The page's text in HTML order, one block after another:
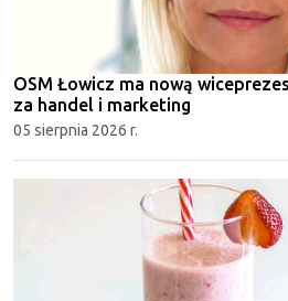
OSM Łowicz ma nową
za handel i marketing
05 sierpnia 2026 r.